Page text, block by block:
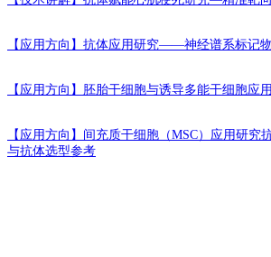
【应用方向】 抗体应用研究——神经谱系标记物
【应用方向】 胚胎干细胞与诱导多能干细胞应
【应用方向】 间充质干细胞（MSC）应用研
与抗体选型参考